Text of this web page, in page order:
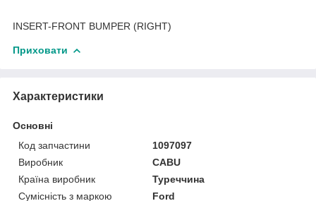
INSERT-FRONT BUMPER (RIGHT)
Приховати
Характеристики
Основні
Код запчастини
1097097
Виробник
CABU
Країна виробник
Туреччина
Сумісність з маркою
Ford